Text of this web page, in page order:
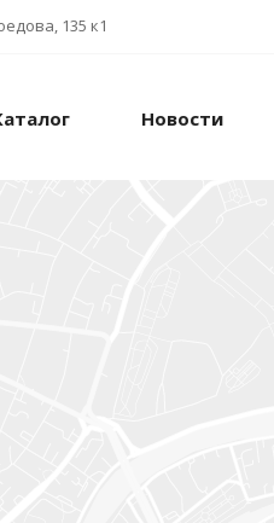
135 к1
Новости